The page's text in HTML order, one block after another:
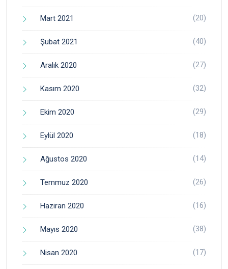
Mart 2021 (20)
Şubat 2021 (40)
Aralık 2020 (27)
Kasım 2020 (32)
Ekim 2020 (29)
Eylül 2020 (18)
Ağustos 2020 (14)
Temmuz 2020 (26)
Haziran 2020 (16)
Mayıs 2020 (38)
Nisan 2020 (17)